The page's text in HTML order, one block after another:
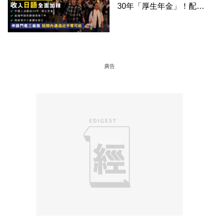
30年「厚生年金」！配偶
廣告